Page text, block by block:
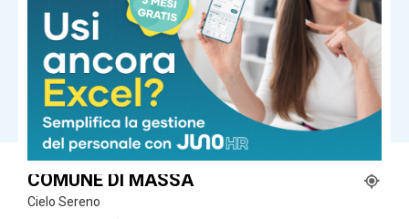
Cronaca
Disperso in mare, ore di ricerche
frenetiche a Marina di Massa
Carica altri
COMUNE DI MASSA
Cielo Sereno